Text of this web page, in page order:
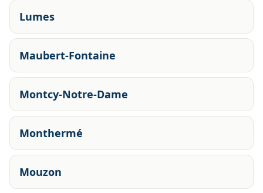
Lumes
Maubert-Fontaine
Montcy-Notre-Dame
Monthermé
Mouzon